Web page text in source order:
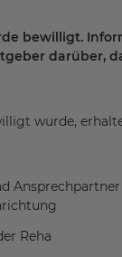
bewilligt.
darüber,
wurde,
Reha